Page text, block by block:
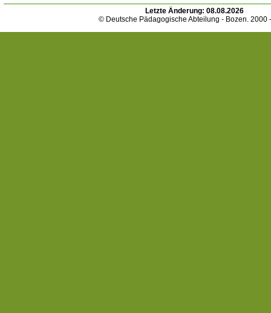
Letzte Änderung: 08.08.2026
© Deutsche Pädagogische Abteilung - Bozen. 2000